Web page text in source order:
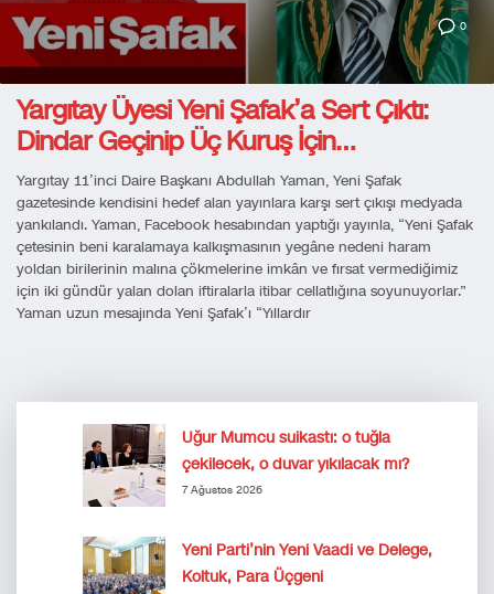
0
Yargıtay Üyesi Yeni Şafak’a Sert Çıktı:
Dindar Geçinip Üç Kuruş İçin…
Yargıtay 11’inci Daire Başkanı Abdullah Yaman, Yeni Şafak
gazetesinde kendisini hedef alan yayınlara karşı sert çıkışı medyada
yankılandı. Yaman, Facebook hesabından yaptığı yayınla, “Yeni Şafak
çetesinin beni karalamaya kalkışmasının yegâne nedeni haram
yoldan birilerinin malına çökmelerine imkân ve fırsat vermediğimiz
için iki gündür yalan dolan iftiralarla itibar cellatlığına soyunuyorlar.”
Yaman uzun mesajında Yeni Şafak’ı “Yıllardır
Uğur Mumcu suikastı: o tuğla
çekilecek, o duvar yıkılacak mı?
7 Ağustos 2026
Yeni Parti’nin Yeni Vaadi ve Delege,
Koltuk, Para Üçgeni